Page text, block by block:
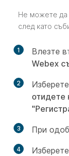
Не можете да
след като
1
Влезте
Webex
2 Изберете
отидете
3 При
4 Изберете